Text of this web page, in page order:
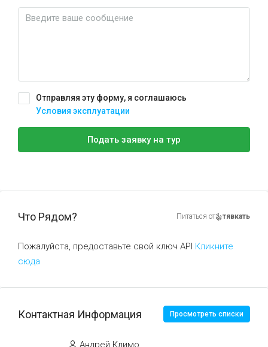
Отправляя эту форму, я соглашаюсь
Условия эксплуатации
Подать заявку на тур
Что Рядом? Питаться от тявкать
Пожалуйста, предоставьте свой ключ API Кликните
сюда
Контактная Информация Просмотреть списки
Андрей Климо